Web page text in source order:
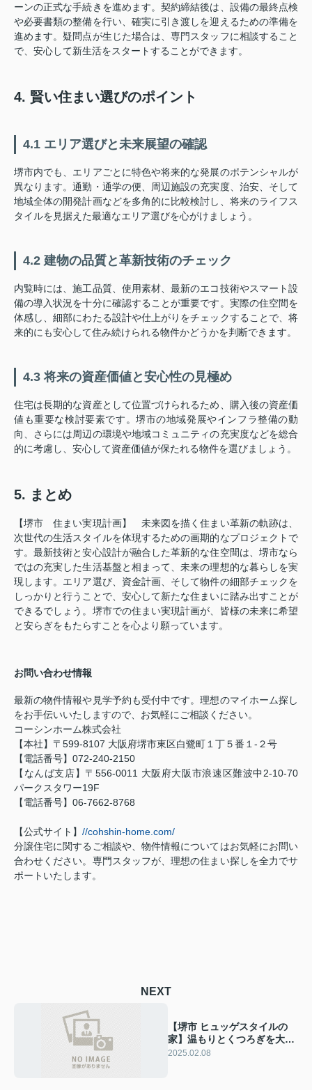
ーンの正式な手続きを進めます。契約締結後は、設備の最終点検
や必要書類の整備を行い、確実に引き渡しを迎えるための準備を
進めます。疑問点が生じた場合は、専門スタッフに相談すること
で、安心して新生活をスタートすることができます。
4. 賢い住まい選びのポイント
4.1 エリア選びと未来展望の確認
堺市内でも、エリアごとに特色や将来的な発展のポテンシャルが
異なります。通勤・通学の便、周辺施設の充実度、治安、そして
地域全体の開発計画などを多角的に比較検討し、将来のライフス
タイルを見据えた最適なエリア選びを心がけましょう。
4.2 建物の品質と革新技術のチェック
内覧時には、施工品質、使用素材、最新のエコ技術やスマート設
備の導入状況を十分に確認することが重要です。実際の住空間を
体感し、細部にわたる設計や仕上がりをチェックすることで、将
来的にも安心して住み続けられる物件かどうかを判断できます。
4.3 将来の資産価値と安心性の見極め
住宅は長期的な資産として位置づけられるため、購入後の資産価
値も重要な検討要素です。堺市の地域発展やインフラ整備の動
向、さらには周辺の環境や地域コミュニティの充実度などを総合
的に考慮し、安心して資産価値が保たれる物件を選びましょう。
5. まとめ
【堺市 住まい実現計画】 未来図を描く住まい革新の軌跡は、
次世代の生活スタイルを体現するための画期的なプロジェクトで
す。最新技術と安心設計が融合した革新的な住空間は、堺市なら
ではの充実した生活基盤と相まって、未来の理想的な暮らしを実
現します。エリア選び、資金計画、そして物件の細部チェックを
しっかりと行うことで、安心して新たな住まいに踏み出すことが
できるでしょう。堺市での住まい実現計画が、皆様の未来に希望
と安らぎをもたらすことを心より願っています。
お問い合わせ情報
最新の物件情報や見学予約も受付中です。理想のマイホーム探し
をお手伝いいたしますので、お気軽にご相談ください。
コーシンホーム株式会社
【本社】〒599-8107 大阪府堺市東区白鷺町１丁５番１-２号
【電話番号】072-240-2150
【なんば支店】〒556-0011 大阪府大阪市浪速区難波中2-10-70
パークスタワー19F
【電話番号】06-7662-8768
【公式サイト】 //cohshin-home.com/
分譲住宅に関するご相談や、物件情報についてはお気軽にお問い
合わせください。専門スタッフが、理想の住まい探しを全力でサ
ポートいたします。
NEXT
【堺市 ヒュッゲスタイルの
家】温もりとくつろぎを大切
にした空間
2025.02.08